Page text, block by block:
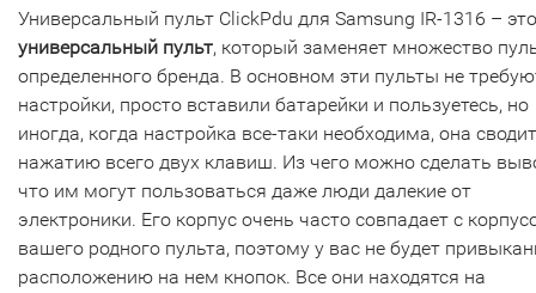
Универсальный пульт ClickPdu для Samsung IR-1316 – это
универсальный пульт, который заменяет множество
определенного бренда. В основном эти пульты не
настройки, просто вставили батарейки и пользуетесь, но
иногда, когда настройка все-таки необходима, она
нажатию всего двух клавиш. Из чего можно сделать
что им могут пользоваться даже люди далекие от
электроники. Его корпус очень часто совпадает с
вашего родного пульта, поэтому у вас не будет
расположению на нем кнопок. Все они находятся на